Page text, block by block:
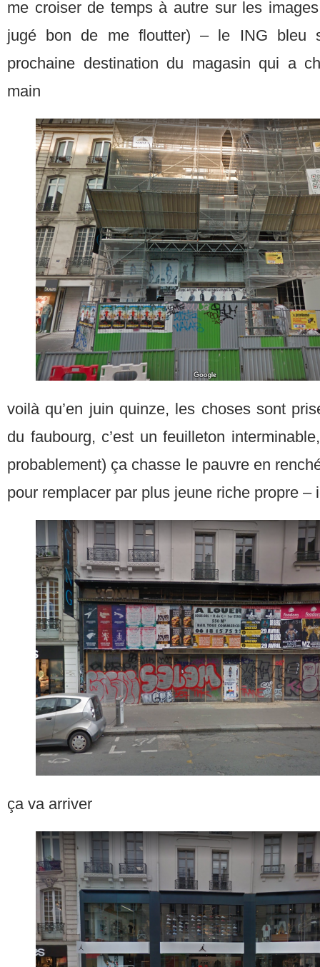
me croiser de temps à autre sur les
jugé bon de me floutter) – le ING bleu
prochaine destination du magasin qui a
main
voilà qu’en juin quinze, les choses sont
du faubourg, c’est un feuilleton
probablement) ça chasse le pauvre en
pour remplacer par plus jeune riche propre –
ça va arriver